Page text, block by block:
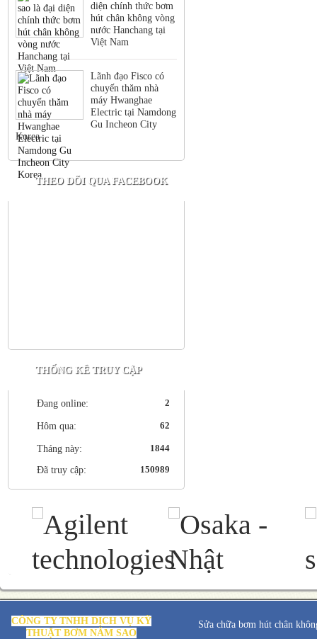
diện chính thức bơm
hút chân không vòng
nước Hanchang tại
Việt Nam
Lãnh đạo Fisco có
chuyến thăm nhà
máy Hwanghae
Electric tại Namdong
Gu Incheon City
Korea
THEO DÕI QUA FACEBOOK
THỐNG KÊ TRUY CẬP
Đang online: 2
Hôm qua: 62
Tháng này: 1844
Đã truy cập: 150989
CÔNG TY TNHH DỊCH VỤ KỸ
THUẬT BƠM NĂM SAO
Sửa chữa bơm hút chân